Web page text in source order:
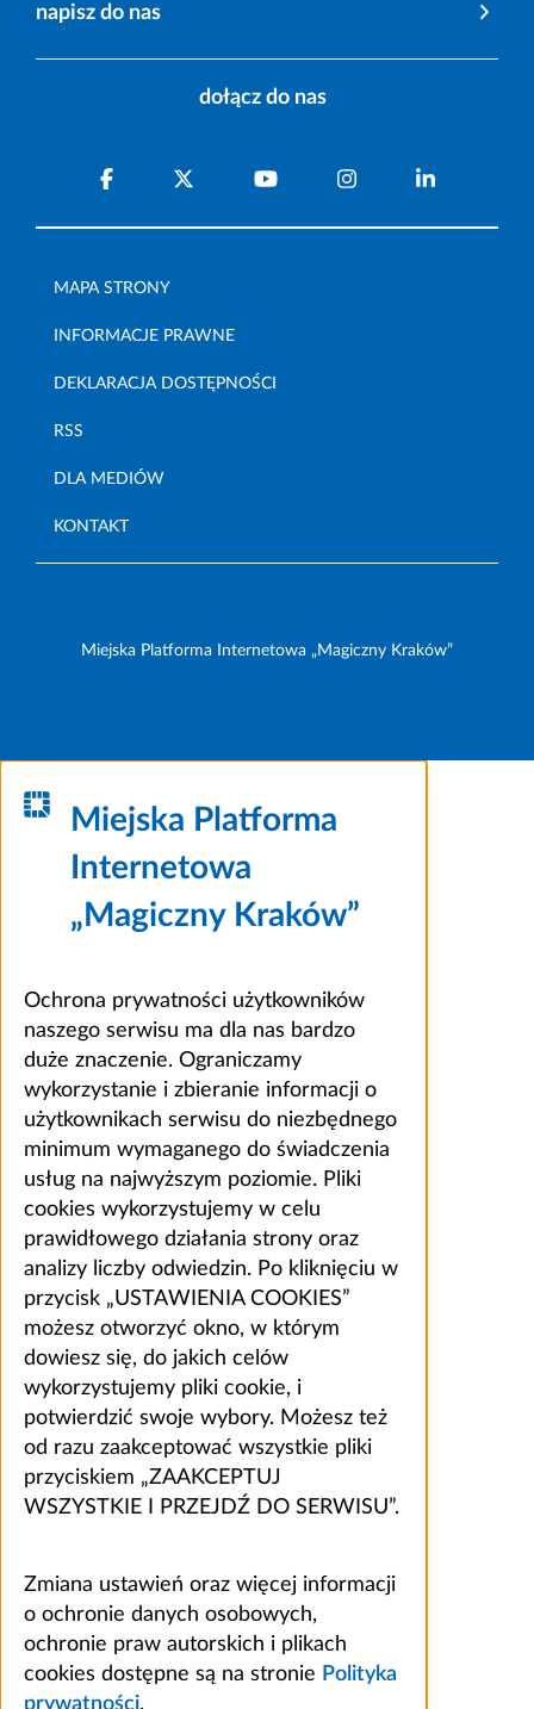
napisz do nas
dołącz do nas
MAPA STRONY
INFORMACJE PRAWNE
DEKLARACJA DOSTĘPNOŚCI
RSS
DLA MEDIÓW
KONTAKT
Miejska Platforma Internetowa „Magiczny Kraków”
Miejska Platforma
Internetowa
„Magiczny Kraków”
Ochrona prywatności użytkowników
naszego serwisu ma dla nas bardzo
duże znaczenie. Ograniczamy
wykorzystanie i zbieranie informacji o
użytkownikach serwisu do niezbędnego
minimum wymaganego do świadczenia
usług na najwyższym poziomie. Pliki
cookies wykorzystujemy w celu
prawidłowego działania strony oraz
analizy liczby odwiedzin. Po kliknięciu w
przycisk „USTAWIENIA COOKIES”
możesz otworzyć okno, w którym
dowiesz się, do jakich celów
wykorzystujemy pliki cookie, i
potwierdzić swoje wybory. Możesz też
od razu zaakceptować wszystkie pliki
przyciskiem „ZAAKCEPTUJ
WSZYSTKIE I PRZEJDŹ DO SERWISU”.
Zmiana ustawień oraz więcej informacji
o ochronie danych osobowych,
ochronie praw autorskich i plikach
cookies dostępne są na stronie Polityka
prywatności.